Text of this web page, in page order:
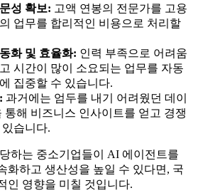
성 확보: 고액 연봉의 전문가를 고용
업무를 합리적인 비용으로 처리할
화 및 효율화: 인력 부족으로 어려움
시간이 많이 소요되는 업무를 자동
집중할 수 있습니다.
과거에는 엄두를 내기 어려웠던 데이
통해 비즈니스 인사이트를 얻고 경쟁
습니다.
하는 중소기업들이 AI 에이전트를
화하고 생산성을 높일 수 있다면, 국
인 영향을 미칠 것입니다.